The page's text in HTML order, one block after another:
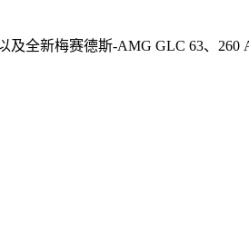
全新梅赛德斯-AMG GLC 63、260